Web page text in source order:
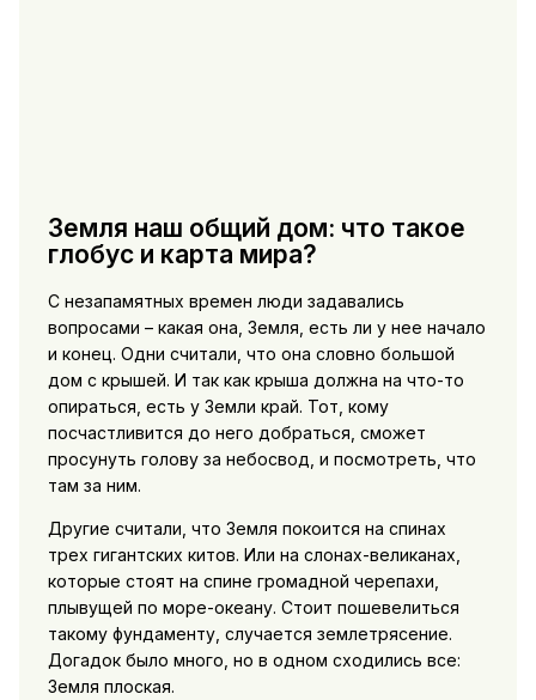
Земля наш общий дом: что такое
глобус и карта мира?
С незапамятных времен люди задавались
вопросами – какая она, Земля, есть ли у нее начало
и конец. Одни считали, что она словно большой
дом с крышей. И так как крыша должна на что-то
опираться, есть у Земли край. Тот, кому
посчастливится до него добраться, сможет
просунуть голову за небосвод, и посмотреть, что
там за ним.
Другие считали, что Земля покоится на спинах
трех гигантских китов. Или на слонах-великанах,
которые стоят на спине громадной черепахи,
плывущей по море-океану. Стоит пошевелиться
такому фундаменту, случается землетрясение.
Догадок было много, но в одном сходились все:
Земля плоская.